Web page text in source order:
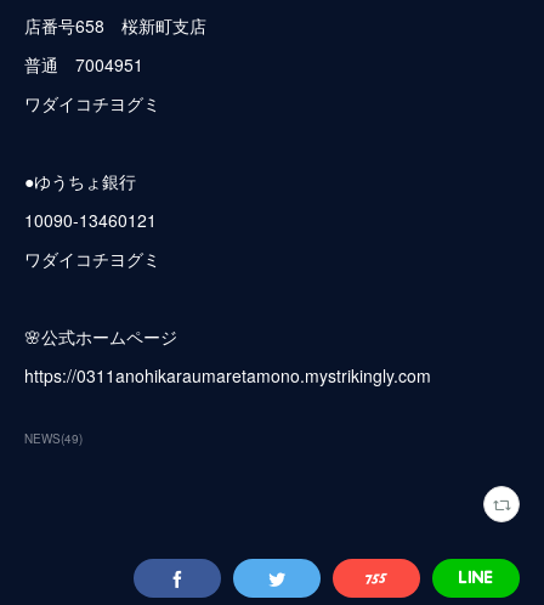
店番号658 桜新町支店
普通 7004951
ワダイコチヨグミ
●ゆうちょ銀行
10090-13460121
ワダイコチヨグミ
🌸公式ホームページ
https://0311anohikaraumaretamono.mystrikingly.com
NEWS(49)